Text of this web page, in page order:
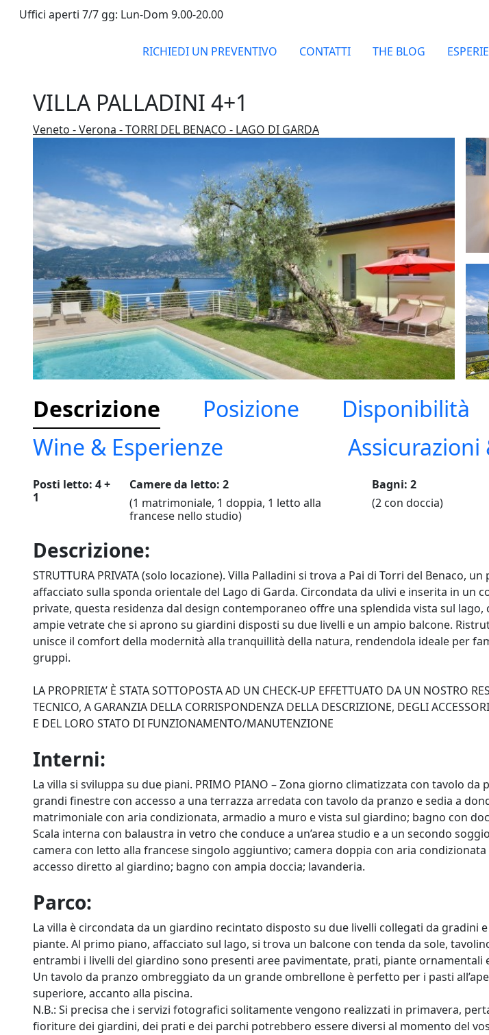
Uffici aperti 7/7 gg: Lun-Dom 9.00-20.00
RICHIEDI UN PREVENTIVO CONTATTI THE BLOG
VILLA PALLADINI 4+1
Veneto - Verona - TORRI DEL BENACO - LAGO DI GARDA
Descrizione Posizione Disponibilità
Wine & Esperienze
Assicurazioni
Posti letto: 4 +
1
Camere da letto: 2
(1 matrimoniale, 1 doppia, 1 letto alla
francese nello studio)
Bagni: 2
(2 con doccia)
Descrizione:
STRUTTURA PRIVATA (solo locazione). Villa Palladini si trova a Pai di Torri del Benaco,
affacciato sulla sponda orientale del Lago di Garda. Circondata da ulivi e inserita in un
private, questa residenza dal design contemporaneo offre una splendida vista sul
ampie vetrate che si aprono su giardini disposti su due livelli e un ampio balcone.
unisce il comfort della modernità alla tranquillità della natura, rendendola ideale per
gruppi.
LA PROPRIETA’ È STATA SOTTOPOSTA AD UN CHECK-UP EFFETTUATO DA UN NOSTRO
TECNICO, A GARANZIA DELLA CORRISPONDENZA DELLA DESCRIZIONE, DEGLI
E DEL LORO STATO DI FUNZIONAMENTO/MANUTENZIONE
Interni:
La villa si sviluppa su due piani. PRIMO PIANO – Zona giorno climatizzata con tavolo da
grandi finestre con accesso a una terrazza arredata con tavolo da pranzo e sedia a
matrimoniale con aria condizionata, armadio a muro e vista sul giardino; bagno con
Scala interna con balaustra in vetro che conduce a un’area studio e a un secondo
camera con letto alla francese singolo aggiuntivo; camera doppia con aria
accesso diretto al giardino; bagno con ampia doccia; lavanderia.
Parco:
La villa è circondata da un giardino recintato disposto su due livelli collegati da gradini
piante. Al primo piano, affacciato sul lago, si trova un balcone con tenda da sole,
entrambi i livelli del giardino sono presenti aree pavimentate, prati, piante ornamentali
Un tavolo da pranzo ombreggiato da un grande ombrellone è perfetto per i pasti
superiore, accanto alla piscina.
N.B.: Si precisa che i servizi fotografici solitamente vengono realizzati in primavera,
fioriture dei giardini, dei prati e dei parchi potrebbero essere diversi al momento del